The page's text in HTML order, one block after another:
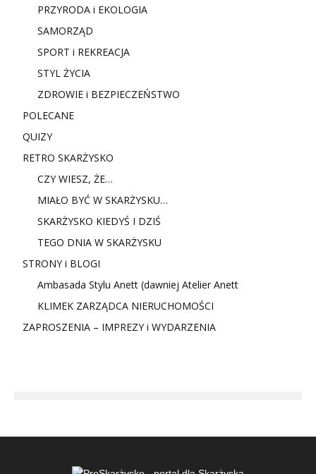
PRZYRODA i EKOLOGIA
SAMORZĄD
SPORT i REKREACJA
STYL ŻYCIA
ZDROWIE i BEZPIECZEŃSTWO
POLECANE
QUIZY
RETRO SKARŻYSKO
CZY WIESZ, ŻE…
MIAŁO BYĆ W SKARŻYSKU…
SKARŻYSKO KIEDYŚ I DZIŚ
TEGO DNIA W SKARŻYSKU
STRONY i BLOGI
Ambasada Stylu Anett (dawniej Atelier Anett
KLIMEK ZARZĄDCA NIERUCHOMOŚCI
ZAPROSZENIA – IMPREZY i WYDARZENIA